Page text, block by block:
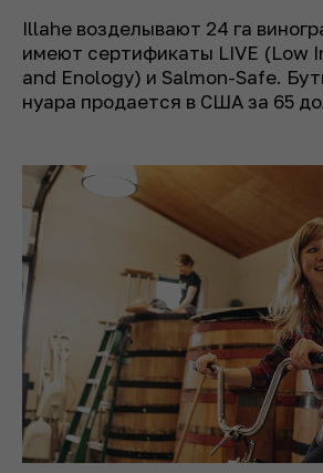
Illahe возделывают 24 га
имеют сертификаты LIVE (Low
and Enology) и Salmon-Safe.
нуара продается в США за 65